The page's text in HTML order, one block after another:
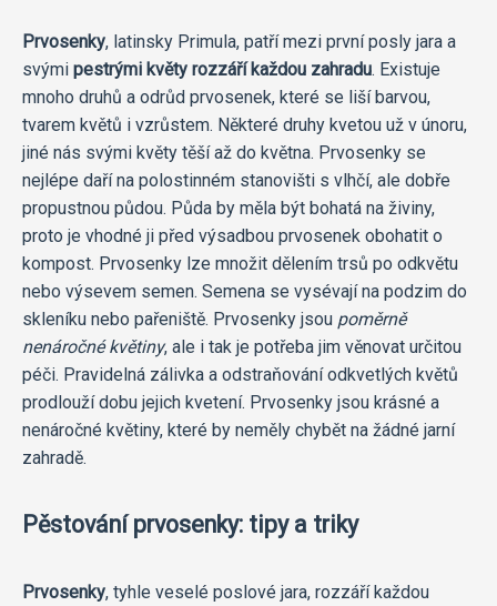
Prvosenky, latinsky Primula, patří mezi první posly jara a
svými pestrými květy rozzáří každou zahradu. Existuje
mnoho druhů a odrůd prvosenek, které se liší barvou,
tvarem květů i vzrůstem. Některé druhy kvetou už v únoru,
jiné nás svými květy těší až do května. Prvosenky se
nejlépe daří na polostinném stanovišti s vlhčí, ale dobře
propustnou půdou. Půda by měla být bohatá na živiny,
proto je vhodné ji před výsadbou prvosenek obohatit o
kompost. Prvosenky lze množit dělením trsů po odkvětu
nebo výsevem semen. Semena se vysévají na podzim do
skleníku nebo pařeniště. Prvosenky jsou poměrně
nenáročné květiny, ale i tak je potřeba jim věnovat určitou
péči. Pravidelná zálivka a odstraňování odkvetlých květů
prodlouží dobu jejich kvetení. Prvosenky jsou krásné a
nenáročné květiny, které by neměly chybět na žádné jarní
zahradě.
Pěstování prvosenky: tipy a triky
Prvosenky, tyhle veselé poslové jara, rozzáří každou